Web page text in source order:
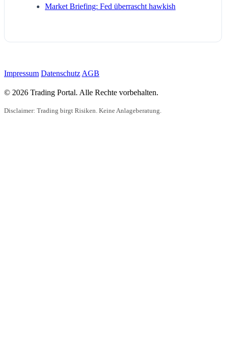
Market Briefing: Fed überrascht hawkish
Impressum Datenschutz AGB
© 2026 Trading Portal. Alle Rechte vorbehalten.
Disclaimer: Trading birgt Risiken. Keine Anlageberatung.